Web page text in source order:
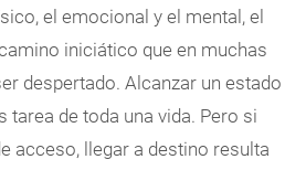
el emocional y el mental, el
iniciático que en muchas
despertado. Alcanzar un estado
tarea de toda una vida. Pero si
acceso, llegar a destino resulta